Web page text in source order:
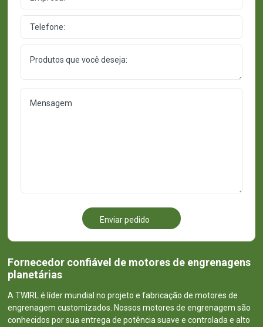
Enviar pedido
Fornecedor confiável de motores de engrenagens
planetárias
A TWIRL é líder mundial no projeto e fabricação de motores de
engrenagem customizados. Nossos motores de engrenagem são
conhecidos por sua entrega de potência suave e controlada e alto